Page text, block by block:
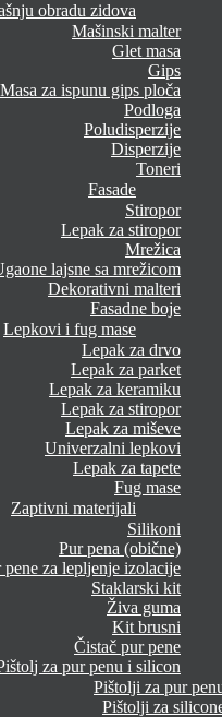
obradu zidova
Mašinski malter
Glet masa
Gips
Masa za ispunu gips ploča
Podloga
Poludisperzije
Disperzije
Toneri
Fasade
Stiropor
Lepak za stiropor
Mrežica
lajsne sa mrežicom
Dekorativni malteri
Fasadne boje
Lepkovi i fug mase
Lepak za drvo
Lepak za parket
Lepak za keramiku
Lepak za stiropor
Lepak za miševe
Univerzalni lepkovi
Lepak za tapete
Fug mase
Zaptivni materijali
Silikoni
Pur pena (obične)
pene za lepljenje izolacije
Staklarski kit
Živa guma
Kit brusni
Čistač pur pene
za pur penu i silicon
Pištolji za pur
Pištolji za